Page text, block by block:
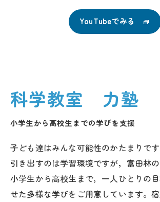
YouTubeでみる
小学生から高校生までの学びを支援
科学教室 力塾
子ども達はみんな可能性のかたまりで
引き出すのは学習環境ですが，富田林の
小学生から高校生まで，一人ひとりの
せた多様な学びをご用意しています。